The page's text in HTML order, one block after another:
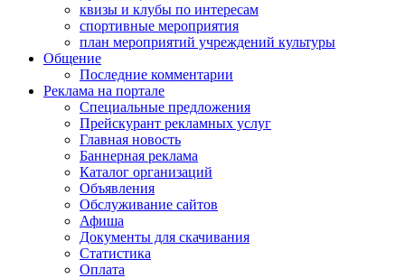
квизы и клубы по интересам
спортивные мероприятия
план мероприятий учреждений культуры
Общение
Последние комментарии
Реклама на портале
Специальные предложения
Прейскурант рекламных услуг
Главная новость
Баннерная реклама
Каталог организаций
Объявления
Обслуживание сайтов
Афиша
Документы для скачивания
Статистика
Оплата